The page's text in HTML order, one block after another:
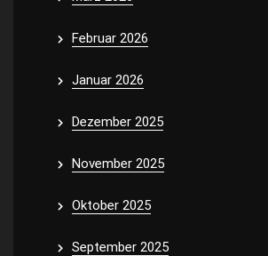
Februar 2026
Januar 2026
Dezember 2025
November 2025
Oktober 2025
September 2025